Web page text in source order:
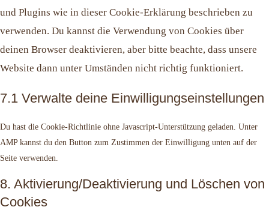
und Plugins wie in dieser Cookie-Erklärung beschrieben zu
verwenden. Du kannst die Verwendung von Cookies über
deinen Browser deaktivieren, aber bitte beachte, dass unsere
Website dann unter Umständen nicht richtig funktioniert.
7.1 Verwalte deine Einwilligungseinstellungen
Du hast die Cookie-Richtlinie ohne Javascript-Unterstützung geladen. Unter
AMP kannst du den Button zum Zustimmen der Einwilligung unten auf der
Seite verwenden.
8. Aktivierung/Deaktivierung und Löschen von
Cookies